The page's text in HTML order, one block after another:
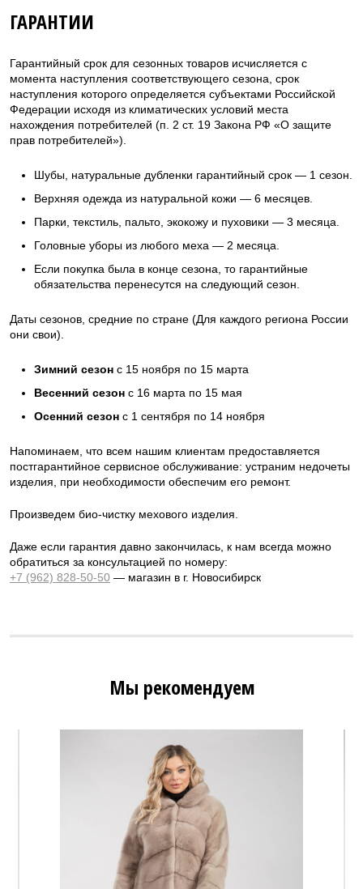
ГАРАНТИИ
Гарантийный срок для сезонных товаров исчисляется с
момента наступления соответствующего сезона, срок
наступления которого определяется субъектами Российской
Федерации исходя из климатических условий места
нахождения потребителей (п. 2 ст. 19 Закона РФ «О защите
прав потребителей»).
Шубы, натуральные дубленки гарантийный срок — 1 сезон.
Верхняя одежда из натуральной кожи — 6 месяцев.
Парки, текстиль, пальто, экокожу и пуховики — 3 месяца.
Головные уборы из любого меха — 2 месяца.
Если покупка была в конце сезона, то гарантийные
обязательства перенесутся на следующий сезон.
Даты сезонов, средние по стране (Для каждого региона России
они свои).
Зимний сезон с 15 ноября по 15 марта
Весенний сезон с 16 марта по 15 мая
Осенний сезон с 1 сентября по 14 ноября
Напоминаем, что всем нашим клиентам предоставляется
постгарантийное сервисное обслуживание: устраним недочеты
изделия, при необходимости обеспечим его ремонт.
Произведем био-чистку мехового изделия.
Даже если гарантия давно закончилась, к нам всегда можно
обратиться за консультацией по номеру:
+7 (962) 828-50-50 — магазин в г. Новосибирск
Мы рекомендуем